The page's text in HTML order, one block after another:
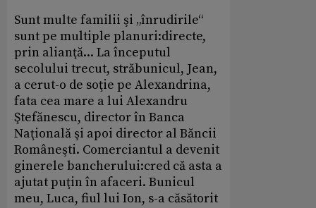
Sunt multe familii şi „înrudirile“
sunt pe multiple planuri:directe,
prin alianţă... La începutul
secolului trecut, străbunicul, Jean,
a cerut-o de soţie pe Alexandrina,
fata cea mare a lui Alexandru
Ştefănescu, director în Banca
Naţională şi apoi director al Băncii
Româneşti. Comerciantul a devenit
ginerele bancherului:cred că asta a
ajutat puţin în afaceri. Bunicul
meu, Luca, fiul lui Ion, s-a căsătorit